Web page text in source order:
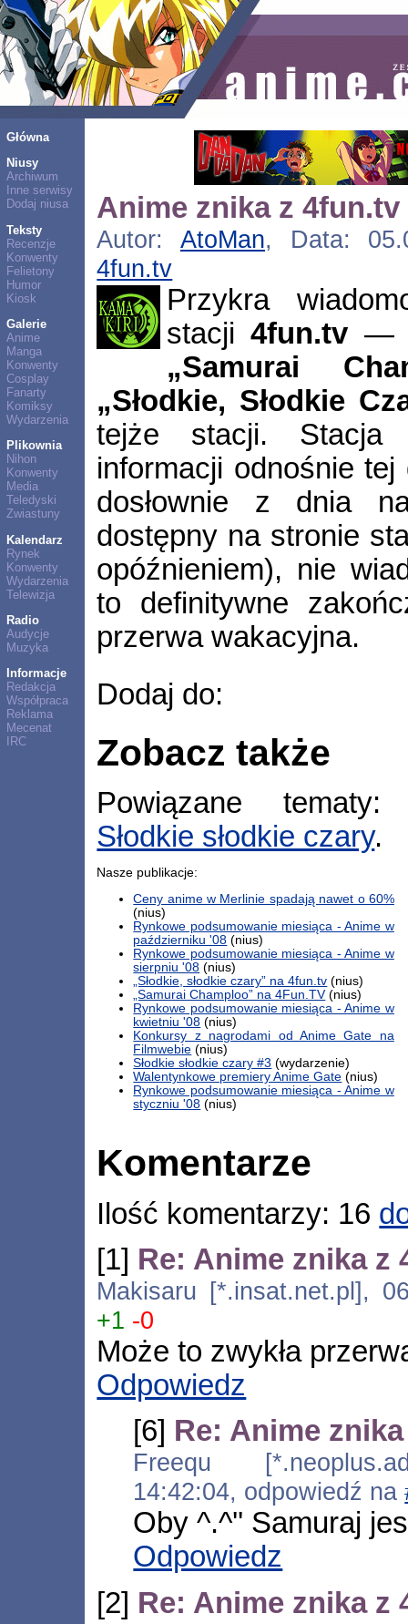
Główna
Niusy
Archiwum
Inne serwisy
Dodaj niusa
Teksty
Recenzje
Konwenty
Felietony
Humor
Kiosk
Galerie
Anime
Manga
Konwenty
Cosplay
Fanarty
Komiksy
Wydarzenia
Plikownia
Nihon
Konwenty
Media
Teledyski
Zwiastuny
Kalendarz
Rynek
Konwenty
Wydarzenia
Telewizja
Radio
Audycje
Muzyka
Informacje
Redakcja
Współpraca
Reklama
Mecenat
IRC
Anime znika z 4fun.tv
Autor: AtoMan, Data:
4fun.tv
Przykra
stacji4fun.tv —
„Samurai
„Słodkie, Słodkie
tejże stacji. Stacja
informacji odnośnie tej
dosłownie z dnia
dostępny na stronie
opóźnieniem), nie
to definitywne
przerwa wakacyjna.
Dodaj do:
Zobacz także
Powiązane
Słodkie słodkie czary.
Nasze publikacje:
Ceny anime w Merlinie spadają nawet o 60%
(nius)
Rynkowe podsumowanie miesiąca - Anime w
październiku '08 (nius)
Rynkowe podsumowanie miesiąca - Anime w
sierpniu '08 (nius)
„Słodkie, słodkie czary” na 4fun.tv (nius)
„Samurai Champloo” na 4Fun.TV(nius)
Rynkowe podsumowanie miesiąca - Anime w
kwietniu '08 (nius)
Konkursy z nagrodami od Anime Gate na
Filmwebie (nius)
Słodkie słodkie czary #3 (wydarzenie)
Walentynkowe premiery Anime Gate (nius)
Rynkowe podsumowanie miesiąca - Anime w
styczniu '08 (nius)
Komentarze
Ilość komentarzy: 16
[1] Re: Anime znika z
Makisaru [*.insat.net.pl],
+1 -0
Może to zwykła
Odpowiedz
[6] Re: Anime
Freequ
14:42:04, odpowiedź na
Oby ^.^'' Samuraj
Odpowiedz
[2] Re: Anime znika z